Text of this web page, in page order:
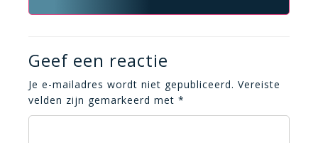
Geef een reactie
Je e-mailadres wordt niet gepubliceerd. Vereiste
velden zijn gemarkeerd met *